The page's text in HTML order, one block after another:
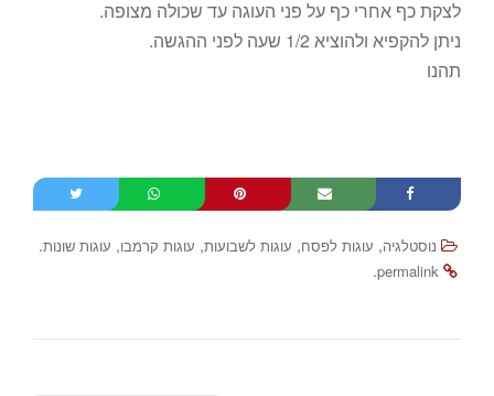
לצקת כף אחרי כף על פני העוגה עד שכולה מצופה.
ניתן להקפיא ולהוציא 1/2 שעה לפני ההגשה.
תהנו
נוסטלגיה, עוגות לפסח, עוגות לשבועות, עוגות קרמבו, עוגות שונות.
permalink
.